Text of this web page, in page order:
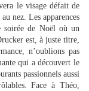
le visage défait de
nez. Les apparences
soirée de Noël où un
est, à juste titre,
n’oublions pas
qui a découvert le
passionnels aussi
Face à Théo,